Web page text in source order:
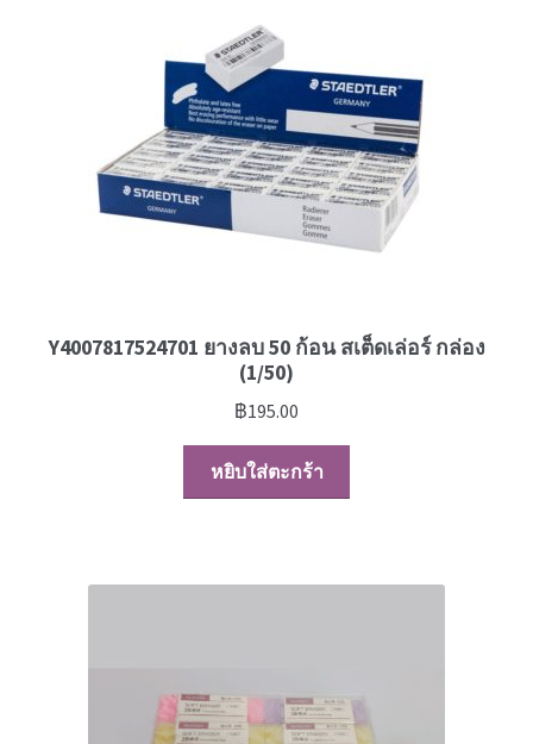
Y4007817524701 ยางลบ 50 ก้อน สเต็ดเล่อร์ กล่อง
(1/50)
฿195.00
หยิบใส่ตะกร้า